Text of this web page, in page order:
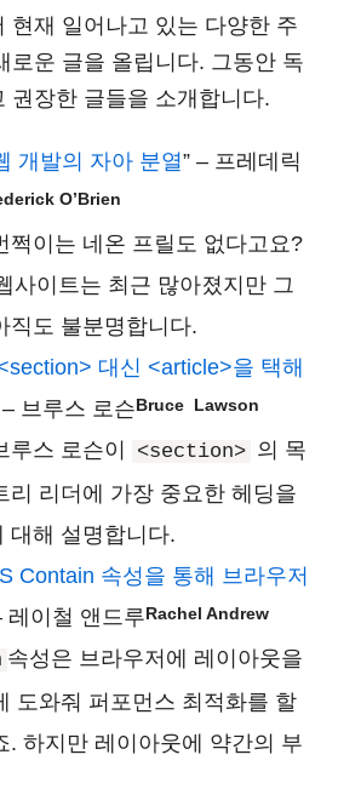
현재 일어나고 있는 다양한 주
로운 글을 올립니다. 그동안 독
권장한 글들을 소개합니다.
개발의 자아 분열” – 프레데릭
O’Brien
쩍이는 네온 프릴도 없다고요?
사이트는 최근 많아졌지만 그
직도 불분명합니다.
대신 <article>을 택해
– 브루스 로슨 Bruce Lawson
루스 로슨이 <section> 의 목
리 리더에 가장 중요한 헤딩을
대해 설명합니다.
Contain 속성을 통해 브라우저
레이철 앤드루 Rachel Andrew
속성은 브라우저에 레이아웃을
도와줘 퍼포먼스 최적화를 할
. 하지만 레이아웃에 약간의 부